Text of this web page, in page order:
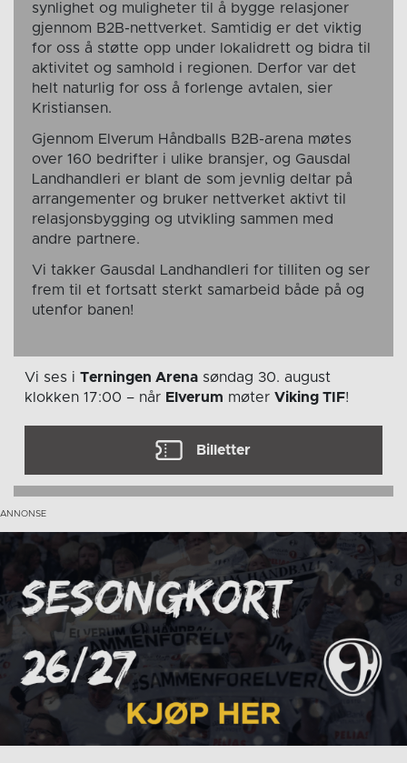
synlighet og muligheter til å bygge relasjoner
gjennom B2B-nettverket. Samtidig er det viktig
for oss å støtte opp under lokalidrett og bidra til
aktivitet og samhold i regionen. Derfor var det
helt naturlig for oss å forlenge avtalen, sier
Kristiansen.
Gjennom Elverum Håndballs B2B-arena møtes
over 160 bedrifter i ulike bransjer, og Gausdal
Landhandleri er blant de som jevnlig deltar på
arrangementer og bruker nettverket aktivt til
relasjonsbygging og utvikling sammen med
andre partnere.
Vi takker Gausdal Landhandleri for tilliten og ser
frem til et fortsatt sterkt samarbeid både på og
utenfor banen!
Vi ses i Terningen Arena søndag 30. august
klokken 17:00 – når Elverum møter Viking TIF!
Billetter